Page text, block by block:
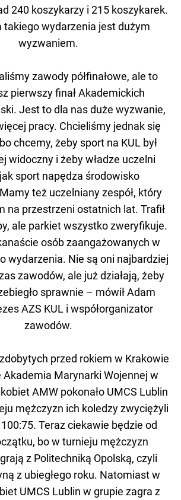
240 koszykarzy i 215 koszykarek.
takiego wydarzenia jest dużym
wyzwaniem.
zawody półfinałowe, ale to
pierwszy finał Akademickich
Jest to dla nas duże wyzwanie,
pracy. Chcieliśmy jednak się
chcemy, żeby sport na KUL był
widoczny i żeby władze uczelni
sport napędza środowisko
też uczelniany zespół, który
na przestrzeni ostatnich lat. Trafił
ale parkiet wszystko zweryfikuje.
osób zaangażowanych w
wydarzenia. Nie są oni najbardziej
zawodów, ale już działają, żeby
sprawnie – mówił Adam
AZS KUL i współorganizator
zawodów.
przed rokiem w Krakowie
Akademia Marynarki Wojennej w
AMW pokonało UMCS Lublin
mężczyzn ich koledzy zwyciężyli
Teraz ciekawie będzie od
bo w turnieju mężczyzn
z Politechniką Opolską, czyli
z ubiegłego roku. Natomiast w
UMCS Lublin w grupie zagra z